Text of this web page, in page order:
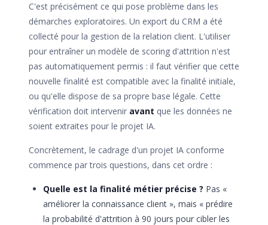
C'est précisément ce qui pose problème dans les
démarches exploratoires. Un export du CRM a été
collecté pour la gestion de la relation client. L'utiliser
pour entraîner un modèle de scoring d'attrition n'est
pas automatiquement permis : il faut vérifier que cette
nouvelle finalité est compatible avec la finalité initiale,
ou qu'elle dispose de sa propre base légale. Cette
vérification doit intervenir avant que les données ne
soient extraites pour le projet IA.
Concrètement, le cadrage d'un projet IA conforme
commence par trois questions, dans cet ordre :
Quelle est la finalité métier précise ? Pas «
améliorer la connaissance client », mais « prédire
la probabilité d'attrition à 90 jours pour cibler les